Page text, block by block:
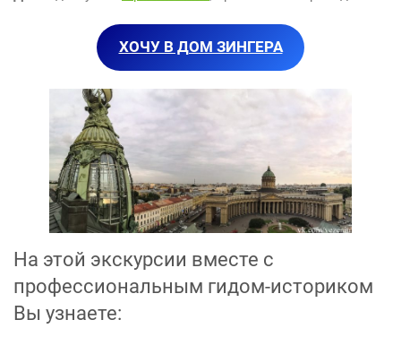
ХОЧУ В ДОМ ЗИНГЕРА
На этой экскурсии вместе с
профессиональным гидом-историком
Вы узнаете: